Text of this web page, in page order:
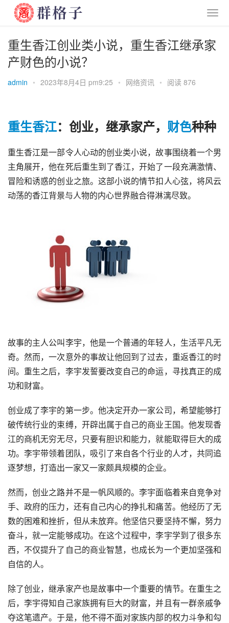
重生香江创业类小说，重生香江继承家
产财色的小说？
admin • 2023年8月4日 pm9:25 • 网络资讯 • 阅读 876
重生香江：创业，继承家产， 财色种种
重生香江是一部令人心动的创业类小说，故事围绕着一个男
主角展开，他在死后重生到了香江，开始了一段充满激情、
冒险和诱惑的创业之旅。这部小说的情节扣人心弦，将风云
动荡的香江背景与人物的内心世界融合得淋漓尽致。
故事的主人公叫李宇，他是一个普通的年轻人，生活平凡无
奇。然而，一次意外的事故让他回到了过去，重返香江的时
间。重生之后，李宇发誓要改变自己的命运，寻找真正的成
功和财富。
创业成了李宇的第一步。他决定开办一家公司，希望能够打
破传统行业的束缚，开辟出属于自己的商业王国。他发现香
江的商机无穷无尽，只要有胆识和能力，就能取得巨大的成
功。李宇带领着团队，吸引了来自各个行业的人才，共同追
逐梦想，打造出一家又一家颇具规模的企业。
然而，创业之路并不是一帆风顺的。李宇面临着来自竞争对
手、政府的压力，还有自己内心的挣扎和痛苦。他经历了无
数的困难和挫折，但从未放弃。他坚信只要坚持不懈，努力
奋斗，就一定能够成功。在这个过程中，李宇学到了很多东
西，不仅提升了自己的商业智慧，也成长为一个更加坚强和
自信的人。
除了创业，继承家产也是故事中一个重要的情节。在重生之
后，李宇得知自己家族拥有巨大的财富，并且有一群亲戚争
夺这笔遗产。于是，他不得不面对家族内部的权力斗争和勾